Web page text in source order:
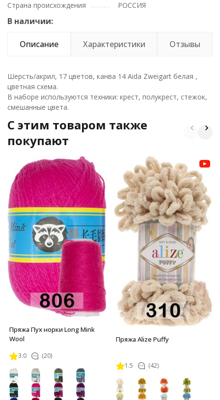
Страна происхождения
РОССИЯ
В наличии:
Описание Характеристики Отзывы
Шерсть/акрил, 17 цветов, канва 14 Aida Zweigart белая ,
цветная схема.
В наборе используются техники: крест, полукрест, стежок,
смешанные цвета.
C этим товаром также
покупают
Пряжа Пух норки Long Mink
Wool
3.0 (20)
Пряжа Alize Puffy
1.5 (42)